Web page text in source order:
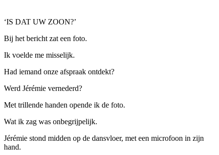
‘IS DAT UW ZOON?’
Bij het bericht zat een foto.
Ik voelde me misselijk.
Had iemand onze afspraak ontdekt?
Werd Jérémie vernederd?
Met trillende handen opende ik de foto.
Wat ik zag was onbegrijpelijk.
Jérémie stond midden op de dansvloer, met een microfoon in zijn
hand.